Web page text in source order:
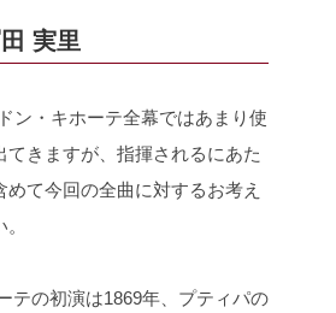
実里
ン・キホーテ全幕ではあまり使
てきますが、指揮されるにあた
めて今回の全曲に対するお考え
テの初演は1869年、プティパの